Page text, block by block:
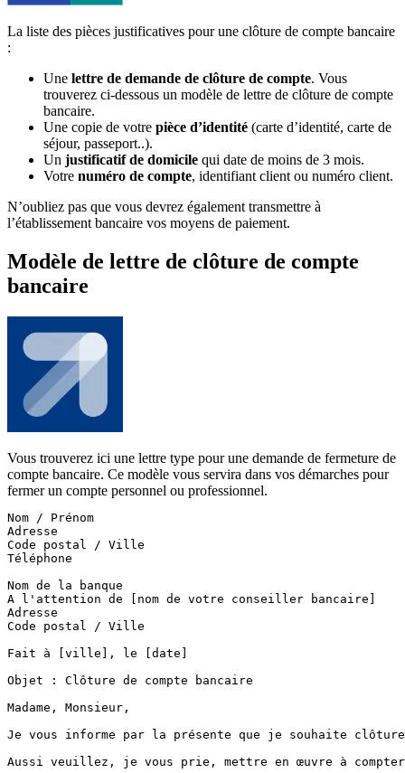
La liste des pièces justificatives pour une clôture de compte bancaire
:
Une lettre de demande de clôture de compte. Vous
trouverez ci-dessous un modèle de lettre de clôture de compte
bancaire.
Une copie de votre pièce d’identité (carte d’identité, carte de
séjour, passeport..).
Un justificatif de domicile qui date de moins de 3 mois.
Votre numéro de compte, identifiant client ou numéro client.
N’oubliez pas que vous devrez également transmettre à
l’établissement bancaire vos moyens de paiement.
Modèle de lettre de clôture de compte
bancaire
Vous trouverez ici une lettre type pour une demande de fermeture de
compte bancaire. Ce modèle vous servira dans vos démarches pour
fermer un compte personnel ou professionnel.
Nom / Prénom
Adresse
Code postal / Ville
Téléphone
Nom de la banque
A l'attention de [nom de votre conseiller bancaire]
Adresse
Code postal / Ville
Fait à [ville], le [date]
Objet : Clôture de compte bancaire
Madame, Monsieur,
Je vous informe par la présente que je souhaite
Aussi veuillez, je vous prie, mettre en œuvre à